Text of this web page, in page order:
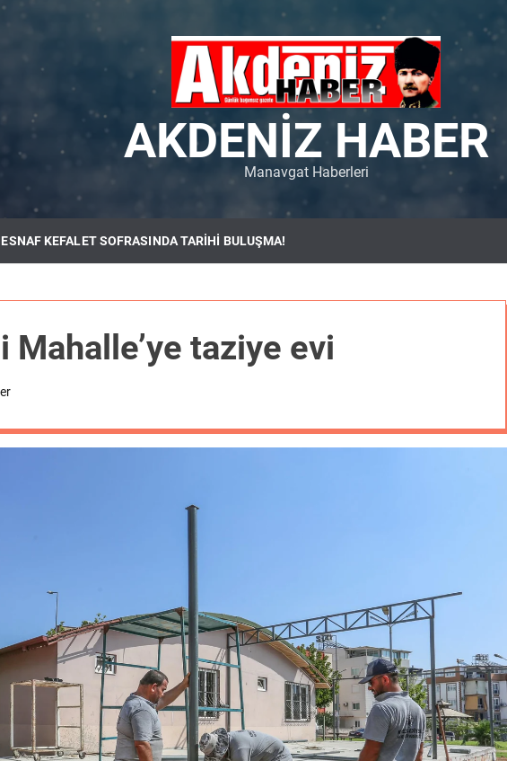
AKDENIZ HABER
Manavgat Haberleri
KEFALET SOFRASINDA TARİHİ BULUŞMA!
Mahalle’ye taziye evi